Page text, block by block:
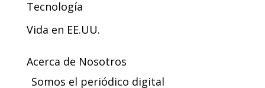
Tecnología
Vida en EE.UU.
Acerca de Nosotros
Somos el periódico digital